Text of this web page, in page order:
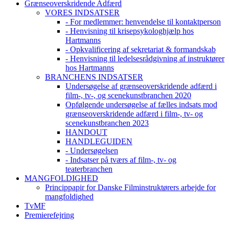
Grænseoverskridende Adfærd
VORES INDSATSER
- For medlemmer: henvendelse til kontaktperson
- Henvisning til krisepsykologhjælp hos
Hartmanns
- Opkvalificering af sekretariat & formandskab
- Henvisning til ledelsesrådgivning af instruktører
hos Hartmanns
BRANCHENS INDSATSER
Undersøgelse af grænseoverskridende adfærd i
film-, tv-, og scenekunstbranchen 2020
Opfølgende undersøgelse af fælles indsats mod
grænseoverskridende adfærd i film-, tv- og
scenekunstbranchen 2023
HANDOUT
HANDLEGUIDEN
- Undersøgelsen
- Indsatser på tværs af film-, tv- og
teaterbranchen
MANGFOLDIGHED
Princippapir for Danske Filminstruktørers arbejde for
mangfoldighed
TvMF
Premierefejring